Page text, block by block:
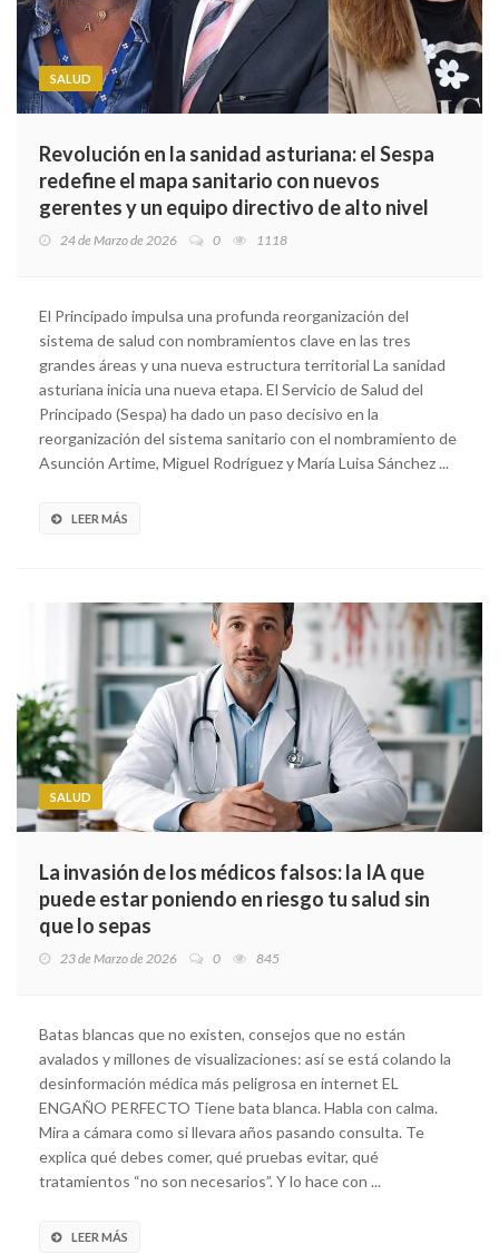
SALUD
Revolución en la sanidad asturiana: el Sespa
redefine el mapa sanitario con nuevos
gerentes y un equipo directivo de alto nivel
24 de Marzo de 2026 0 1118
El Principado impulsa una profunda reorganización del
sistema de salud con nombramientos clave en las tres
grandes áreas y una nueva estructura territorial La sanidad
asturiana inicia una nueva etapa. El Servicio de Salud del
Principado (Sespa) ha dado un paso decisivo en la
reorganización del sistema sanitario con el nombramiento de
Asunción Artime, Miguel Rodríguez y María Luisa Sánchez ...
LEER MÁS
SALUD
La invasión de los médicos falsos: la IA que
puede estar poniendo en riesgo tu salud sin
que lo sepas
23 de Marzo de 2026 0 845
Batas blancas que no existen, consejos que no están
avalados y millones de visualizaciones: así se está colando la
desinformación médica más peligrosa en internet EL
ENGAÑO PERFECTO Tiene bata blanca. Habla con calma.
Mira a cámara como si llevara años pasando consulta. Te
explica qué debes comer, qué pruebas evitar, qué
tratamientos “no son necesarios”. Y lo hace con ...
LEER MÁS